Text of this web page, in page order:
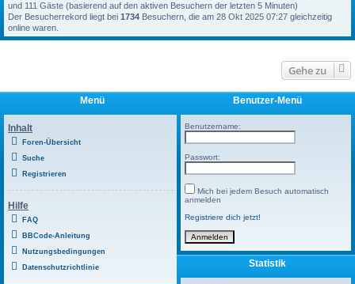
und 111 Gäste (basierend auf den aktiven Besuchern der letzten 5 Minuten)
Der Besucherrekord liegt bei 1734 Besuchern, die am 28 Okt 2025 07:27 gleichzeitig
online waren.
Gehe zu
Menü
Inhalt
Foren-Übersicht
Suche
Registrieren
Hilfe
FAQ
BBCode-Anleitung
Nutzungsbedingungen
Datenschutzrichtlinie
Benutzer-Menü
Benutzername:
Passwort:
Mich bei jedem Besuch automatisch
anmelden
Registriere dich jetzt!
Statistik